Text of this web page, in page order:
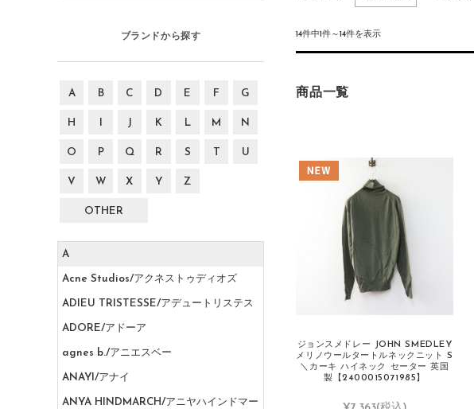
14件中1件～14件を表示
商品一覧
ジョンスメドレー JOHN SMEDLEY
メリノウールタートルネックニット S
＼カーキ ハイネック セーター 英国
製【2400015071985】
ブランドから探す
A B C D E F G
H J K L M N
O P Q R S T U
V W X Y Z
OTHER
A
Acne Studios/アクネストゥディオズ
ADIEU TRISTESSE/アデュートリステス
ADORE/アドーア
agnes b./アニエスベー
ANAYI/アナイ
ANYA HINDMARCH/アニヤハインドマー